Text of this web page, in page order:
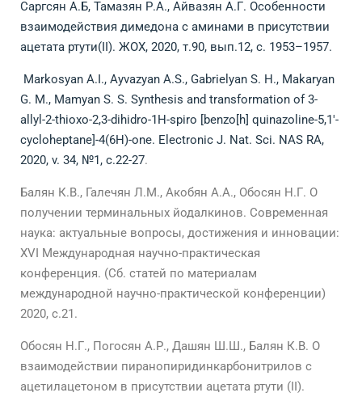
Саргсян A.Б, Тамазян Р.А., Айвазян А.Г. Oсобенности
взаимодействия димедона с аминами в присутствии
ацетата ртути(II). ЖОХ, 2020, т.90, вып.12, с. 1953–1957.
Markosyan A.I., Ayvazyan A.S., Gabrielyan S. H., Makaryan
G. M., Mamyan S. S. Synthesis and transformation of 3-
allyl-2-thioxo-2,3-dihidro-1H-spiro [benzo[h] quinazoline-5,1′-
cycloheptane]-4(6H)-one. Electronic J. Nat. Sci. NAS RA,
2020, v. 34, №1, c.22-27.
Балян К.В., Галечян Л.М., Акобян А.А., Обосян Н.Г. О
получении терминальных йодалкинов. Современная
наука: актуальные вопросы, достижения и инновации:
XVI Международная научно-практическая
конференция. (Сб. статей по материалам
международной научно-практической конференции)
2020, с.21.
Обосян Н.Г., Погосян А.Р., Дашян Ш.Ш., Балян К.В. O
взаимодействии пиранопиридинкарбонитрилов с
ацетилацетоном в присутствии ацетата ртути (II).